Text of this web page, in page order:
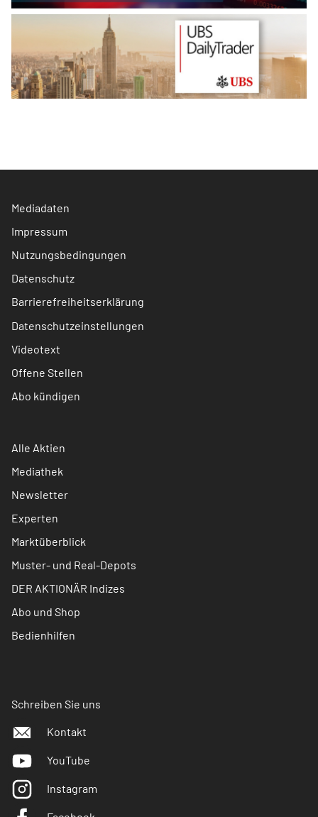
Mediadaten
Impressum
Nutzungsbedingungen
Datenschutz
Barrierefreiheitserklärung
Datenschutzeinstellungen
Videotext
Offene Stellen
Abo kündigen
Alle Aktien
Mediathek
Newsletter
Experten
Marktüberblick
Muster- und Real-Depots
DER AKTIONÄR Indizes
Abo und Shop
Bedienhilfen
Schreiben Sie uns
Kontakt
YouTube
Instagram